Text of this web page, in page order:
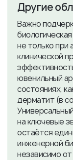
​Другие
Важно
не только при
клинической
ювенильный
состояниях,
дерматит (в
на ключевые
остаётся
инженерной
независимо